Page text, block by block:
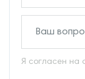
Я согласен на